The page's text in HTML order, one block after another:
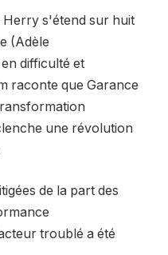
Herry s'étend sur huit
(Adèle
difficulté et
raconte que Garance
une révolution
de la part des
troublé a été